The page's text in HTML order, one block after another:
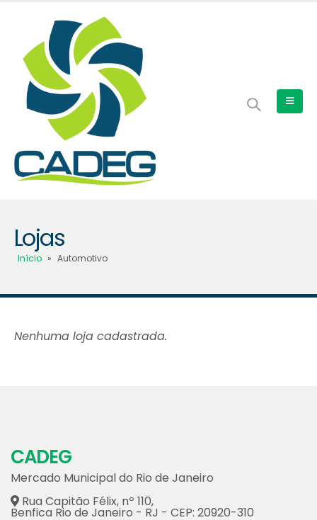
Lojas
Início » Automotivo
Nenhuma loja cadastrada.
CADEG
Mercado Municipal do Rio de Janeiro
Rua Capitão Félix, nº 110,
Benfica Rio de Janeiro - RJ - CEP: 20920-310